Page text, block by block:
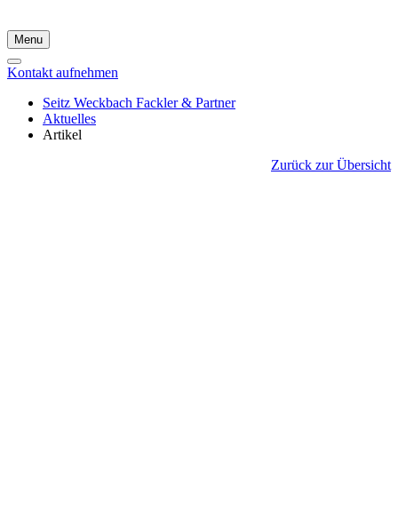
Menu
Kontakt aufnehmen
Seitz Weckbach Fackler & Partner
Aktuelles
Artikel
Zurück zur Übersicht